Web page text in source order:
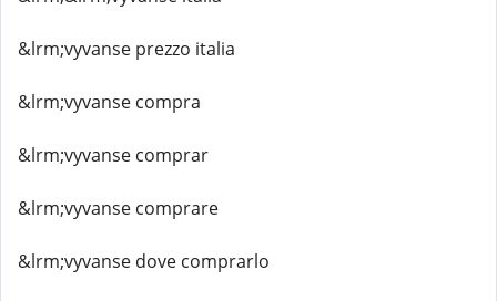
&lrm;vyvanse prezzo italia
&lrm;vyvanse compra
&lrm;vyvanse comprar
&lrm;vyvanse comprare
&lrm;vyvanse dove comprarlo